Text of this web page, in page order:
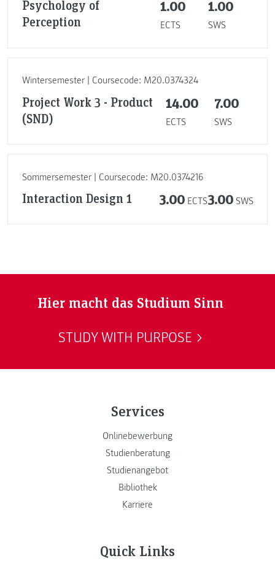
Psychology of
Perception
1.00
ECTS
1.00
SWS
Wintersemester | Coursecode: M20.0374324
Project Work 3 - Product
(SND)
14.00
ECTS
7.00
SWS
Sommersemester | Coursecode: M20.0374216
Interaction Design 1 3.00 ECTS3.00 SWS
Hier macht das Studium Sinn
STUDY WITH PURPOSE
Services
Onlinebewerbung
Studienberatung
Studienangebot
Bibliothek
Karriere
Quick Links